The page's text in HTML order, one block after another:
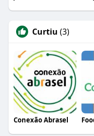
Curtiu (3)
Conexão Abrasel